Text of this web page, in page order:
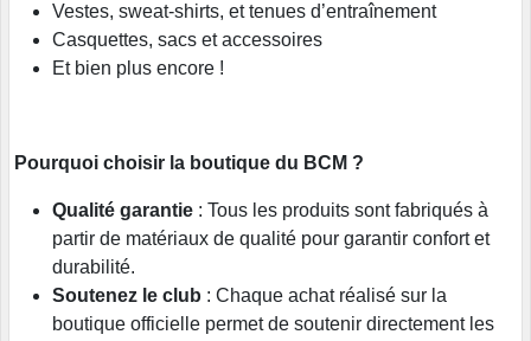
Vestes, sweat-shirts, et tenues d’entraînement
Casquettes, sacs et accessoires
Et bien plus encore !
Pourquoi choisir la boutique du BCM ?
Qualité garantie : Tous les produits sont fabriqués à
partir de matériaux de qualité pour garantir confort et
durabilité.
Soutenez le club : Chaque achat réalisé sur la
boutique officielle permet de soutenir directement les